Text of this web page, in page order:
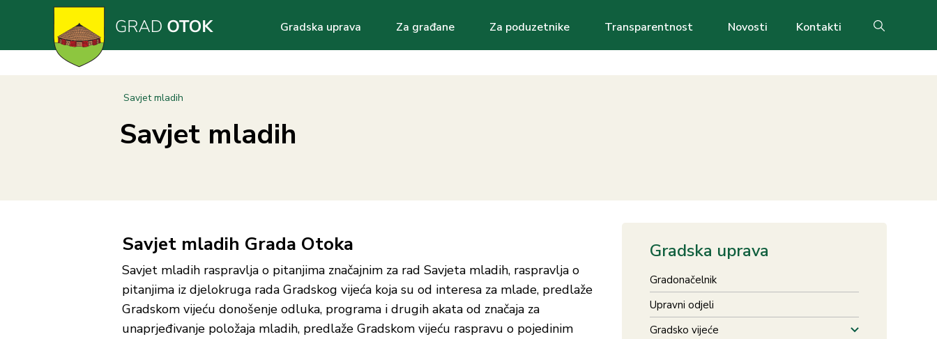
Main
navigation
Gradska uprava Za građane Za poduzetnike Transparentnost Novosti Kontakti Search
Breadcrumb
Savjet mladih
Savjet mladih
Savjet mladih Grada Otoka
Savjet mladih raspravlja o pitanjima značajnim za rad Savjeta mladih, raspravlja o
pitanjima iz djelokruga rada Gradskog vijeća koja su od interesa za mlade, predlaže
Gradskom vijeću donošenje odluka, programa i drugih akata od značaja za
unaprjeđivanje položaja mladih, predlaže Gradskom vijeću raspravu o pojedinim
Gradska uprava
Gradonačelnik
Upravni odjeli
Gradsko vijeće